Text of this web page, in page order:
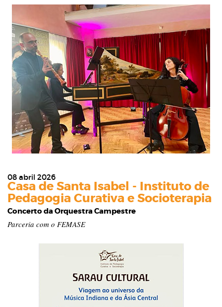
08 abril 2026
Casa de Santa Isabel - Instituto de
Pedagogia Curativa e Socioterapia
Concerto da Orquestra Campestre
Parceria com o FEMASE